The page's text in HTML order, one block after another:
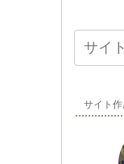
サイト